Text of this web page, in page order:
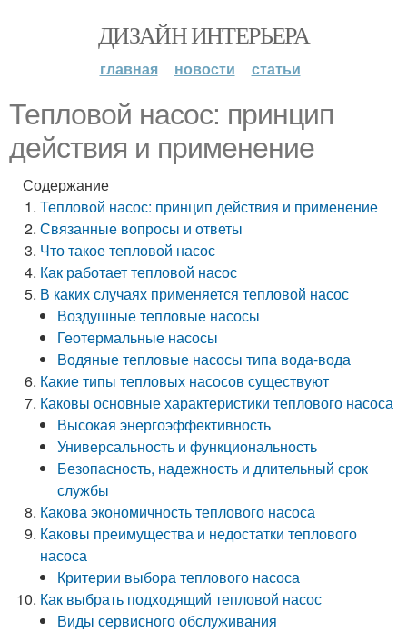
ДИЗАЙН ИНТЕРЬЕРА
главная новости статьи
Тепловой насос: принцип
действия и применение
Содержание
Тепловой насос: принцип действия и применение
Связанные вопросы и ответы
Что такое тепловой насос
Как работает тепловой насос
В каких случаях применяется тепловой насос
Воздушные тепловые насосы
Геотермальные насосы
Водяные тепловые насосы типа вода-вода
Какие типы тепловых насосов существуют
Каковы основные характеристики теплового насоса
Высокая энергоэффективность
Универсальность и функциональность
Безопасность, надежность и длительный срок
службы
Какова экономичность теплового насоса
Каковы преимущества и недостатки теплового
насоса
Критерии выбора теплового насоса
Как выбрать подходящий тепловой насос
Виды сервисного обслуживания